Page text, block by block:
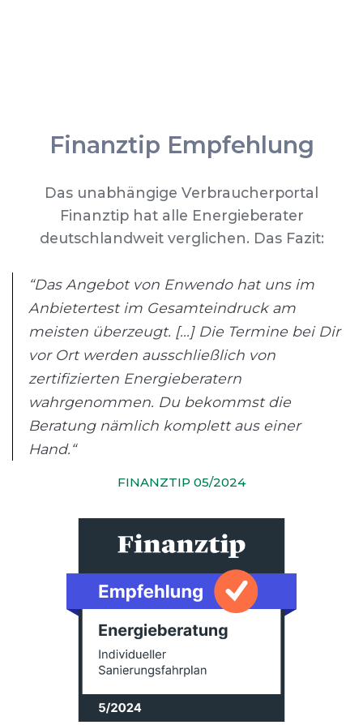
Finanztip Empfehlung
Das unabhängige Verbraucherportal
Finanztip hat alle Energieberater
deutschlandweit verglichen. Das Fazit:
“Das Angebot von Enwendo hat uns im
Anbietertest im Gesamteindruck am
meisten überzeugt. [...] Die Termine bei Dir
vor Ort werden ausschließlich von
zertifizierten Energieberatern
wahrgenommen. Du bekommst die
Beratung nämlich komplett aus einer
Hand.“
FINANZTIP 05/2024